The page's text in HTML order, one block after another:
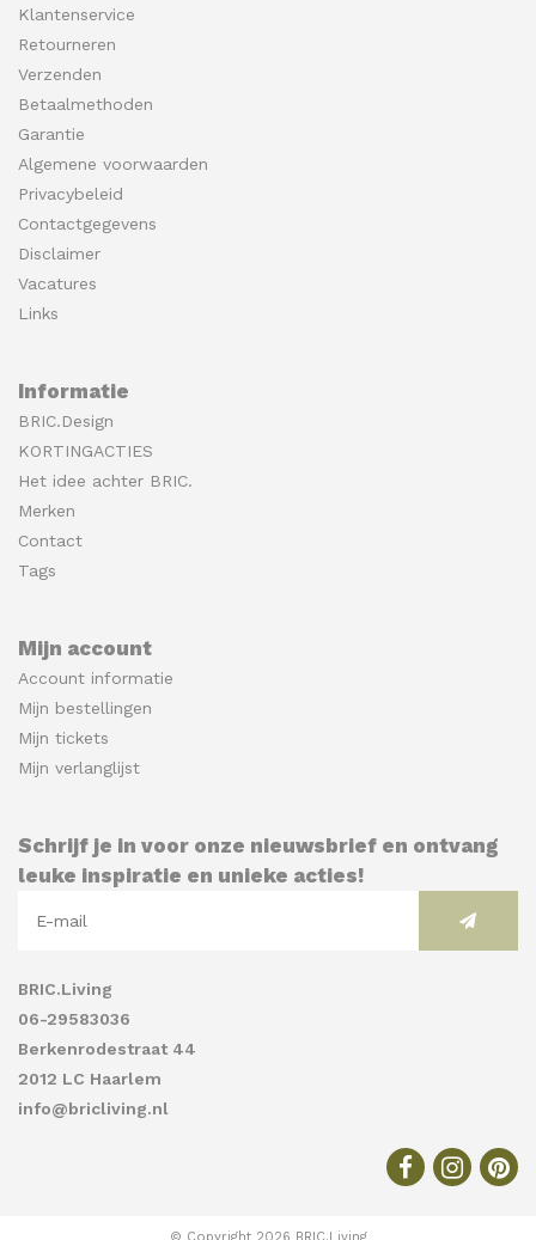
Klantenservice
Retourneren
Verzenden
Betaalmethoden
Garantie
Algemene voorwaarden
Privacybeleid
Contactgegevens
Disclaimer
Vacatures
Links
Informatie
BRIC.Design
KORTINGACTIES
Het idee achter BRIC.
Merken
Contact
Tags
Mijn account
Account informatie
Mijn bestellingen
Mijn tickets
Mijn verlanglijst
Schrijf je in voor onze nieuwsbrief en ontvang
leuke inspiratie en unieke acties!
BRIC.Living
06-29583036
Berkenrodestraat 44
2012 LC Haarlem
info@bricliving.nl